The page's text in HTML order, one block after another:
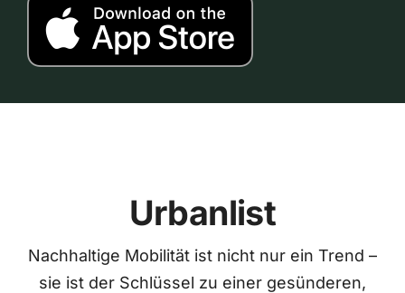
Urbanlist
Nachhaltige Mobilität ist nicht nur ein Trend –
sie ist der Schlüssel zu einer gesünderen,